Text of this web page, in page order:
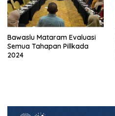
Bawaslu Mataram Evaluasi
Semua Tahapan Pillkada
2024